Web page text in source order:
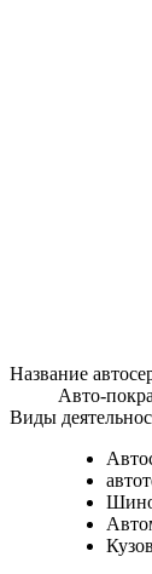
Название
Авто-
Виды